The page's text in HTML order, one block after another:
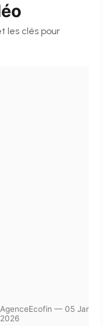
les clés pour
AgenceEcofin — 05
2026